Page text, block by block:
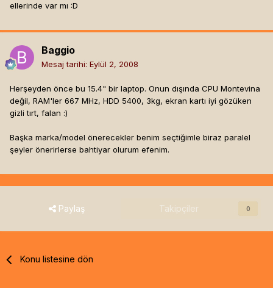
ellerinde var mı :D
Baggio
Mesaj tarihi: Eylül 2, 2008
Herşeyden önce bu 15.4" bir laptop. Onun dışında CPU Montevina
değil, RAM'ler 667 MHz, HDD 5400, 3kg, ekran kartı iyi gözüken
gizli tırt, falan :)
Başka marka/model önerecekler benim seçtiğimle biraz paralel
şeyler önerirlerse bahtiyar olurum efenim.
Paylaş Takipçiler 0
Konu listesine dön